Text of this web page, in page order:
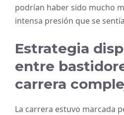
podrían haber sido mucho
intensa presión que se
Estrategia
entre
carrera
La carrera estuvo marcada